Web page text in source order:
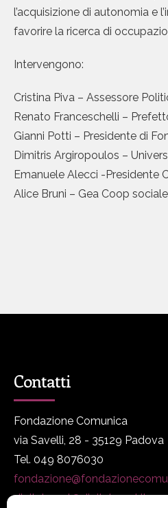
l’acquisizione di autonomia e
favorire la ricerca di
Intervengono:
Cristina Piva – Assessore
Renato Franceschelli –
Gianni Potti – Presidente di
Dimitris Argiropoulos –
Emanuele Alecci -Presidente
Alice Bruni – Gea Coop sociale
Contatti
Fondazione Comunica
via Savelli, 28 - 35129 Padova
Tel. 049 8076030
digitalmeet@digitalmeet.it